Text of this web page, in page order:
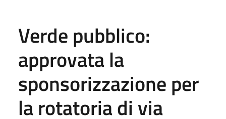
Verde pubblico:
approvata la
sponsorizzazione per
la rotatoria di via